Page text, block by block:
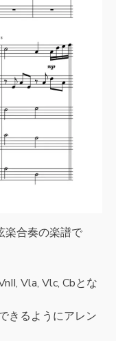
楽合奏の楽譜で
Vla, Vlc, Cbとな
きるようにアレン